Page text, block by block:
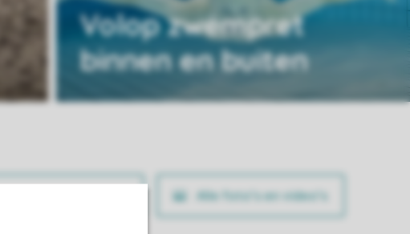
Volop zwempret
binnen en buiten
Alle foto’s en video’s